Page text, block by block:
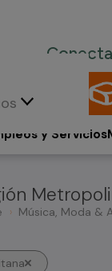
y Servicios
Música, Moda &